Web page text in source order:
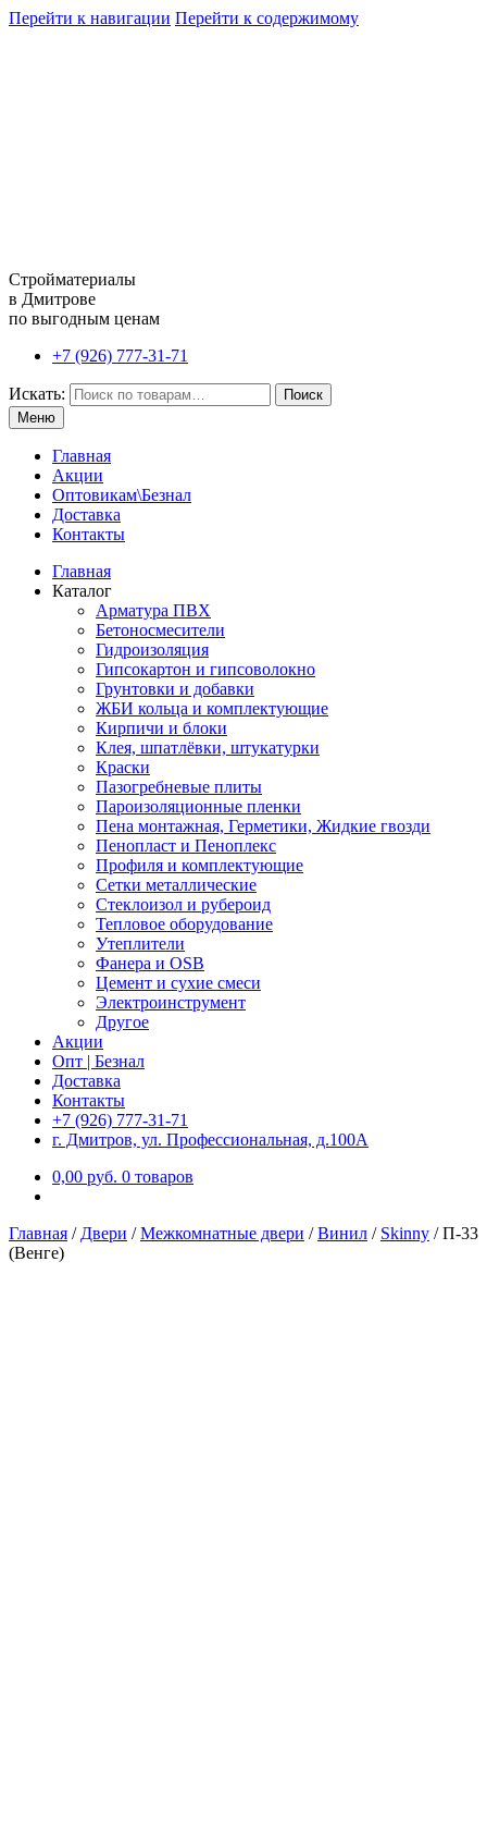
Перейти к навигации Перейти к содержимому
Стройматериалы
в Дмитрове
по выгодным ценам
+7 (926) 777-31-71
Искать:
Поиск
Меню
Главная
Акции
Оптовикам\Безнал
Доставка
Контакты
Главная
Каталог
Арматура ПВХ
Бетоносмесители
Гидроизоляция
Гипсокартон и гипсоволокно
Грунтовки и добавки
ЖБИ кольца и комплектующие
Кирпичи и блоки
Клея, шпатлёвки, штукатурки
Краски
Пазогребневые плиты
Пароизоляционные пленки
Пена монтажная, Герметики, Жидкие гвозди
Пенопласт и Пеноплекс
Профиля и комплектующие
Сетки металлические
Стеклоизол и рубероид
Тепловое оборудование
Утеплители
Фанера и OSB
Цемент и сухие смеси
Электроинструмент
Другое
Акции
Опт | Безнал
Доставка
Контакты
+7 (926) 777-31-71
г. Дмитров, ул. Профессиональная, д.100А
0,00 руб. 0 товаров
Главная / Двери /Межкомнатные двери /Винил / Skinny /П-33
(Венге)